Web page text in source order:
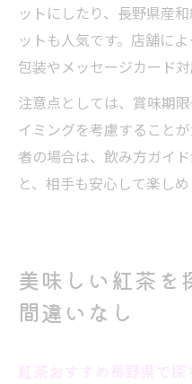
ットにしたり、長野県産
ットも人気です。店舗に
包装やメッセージカード
注意点としては、賞味期
イミングを考慮すること
者の場合は、飲み方ガイ
と、相手も安心して楽しめ
美味しい紅茶を
間違いなし